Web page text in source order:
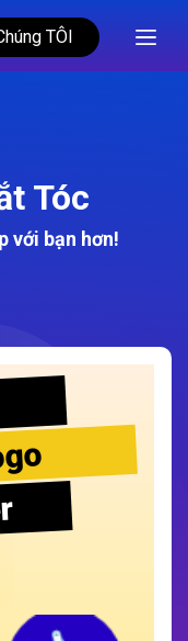
TÔI
Tóc
với bạn hơn!